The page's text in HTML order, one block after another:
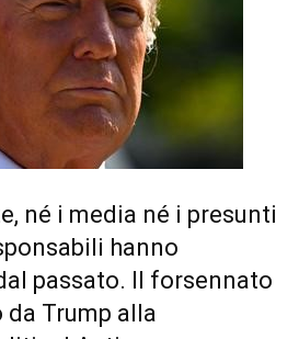
né i media né i presunti
hanno
passato. Il forsennato
Trump alla